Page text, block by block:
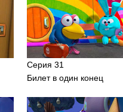
Серия 31
Билет в один конец